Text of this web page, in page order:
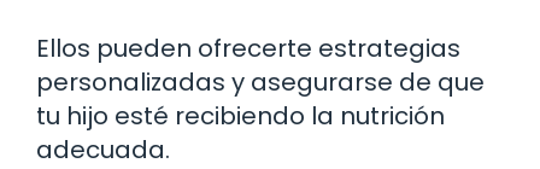
Ellos pueden ofrecerte estrategias
personalizadas y asegurarse de que
tu hijo esté recibiendo la nutrición
adecuada.